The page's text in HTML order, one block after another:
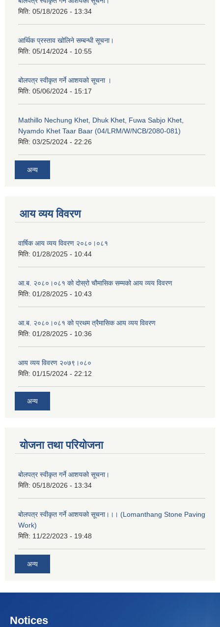
मिति: 05/18/2026 - 13:34
आर्थिक प्रस्ताव खोलिने सम्बन्धी सूचना।
मिति: 05/14/2024 - 10:55
बोलपत्र स्वीकृत गर्ने आशयको सूचना ।
मिति: 05/06/2024 - 15:17
Mathillo Nechung Khet, Dhuk Khet, Fuwa Sabjo Khet,
Nyamdo Khet Taar Baar (04/LRM/W/NCB/2080-081)
मिति: 03/25/2024 - 22:26
अन्य
आय व्यय विवरण
वार्षिक आय व्यय विवरण २०८०।०८१
मिति: 01/28/2025 - 10:44
आ.ब. २०८०।०८१ को दोस्रो चौमासिक सम्मको आय व्यय विवरण
मिति: 01/28/2025 - 10:43
आ.ब. २०८०।०८१ को प्रथम त्रैमासिक आय व्यय विवरण
मिति: 01/28/2025 - 10:36
आय व्यय विवरण २०७९।०८०
मिति: 01/15/2024 - 22:12
अन्य
योजना तथा परियोजना
बोलपत्र स्वीकृत गर्ने आशयको सूचना।
मिति: 05/18/2026 - 13:34
बोलपत्र स्वीकृत गर्ने आशयको सूचना।।। (Lomanthang Stone Paving
Work)
मिति: 11/22/2023 - 19:48
अन्य
Notices